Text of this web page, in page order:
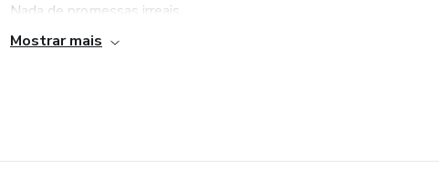
Nada de promessas irreais.
Mostrar mais